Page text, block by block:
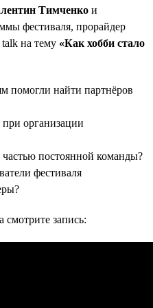
Тимченко и
фестиваля, прорайдер
на тему «Как хобби стало
помогли найти партнёров
организации
постоянной команды?
фестиваля
смотрите запись: